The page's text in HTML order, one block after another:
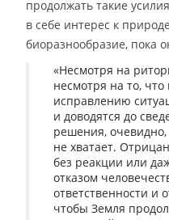
продолжать такие
в себе интерес к
биоразнообразие, пока
«Несмотря на
несмотря на то,
исправлению
и доводятся до
решения,
не хватает.
без реакции или
отказом
ответственности и
чтобы Земля